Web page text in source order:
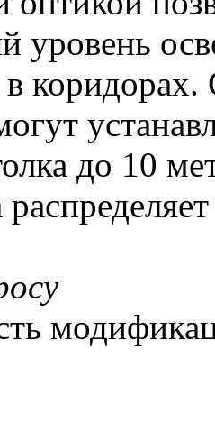
уровень
до 10